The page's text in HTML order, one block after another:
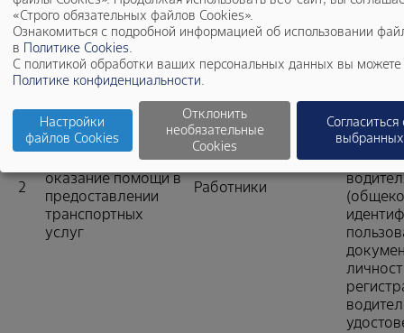
Адрес
Номер
2
Выдача служебных
автомобилей и
оказание помощи в
предоставлении
транспортных
услуг
Работники
«Строго обязательных файлов Cookies».
Ознакомиться с подробной информацией об использовании
в Политике Cookies.
С политикой обработки ваших персональных данных вы можете
Политике конфиденциальности.
Настройки
файлов Cookies
Отклонить
необязательные
Cookies